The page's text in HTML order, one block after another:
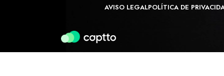
AVISO LEGALPOLÍTICA DE